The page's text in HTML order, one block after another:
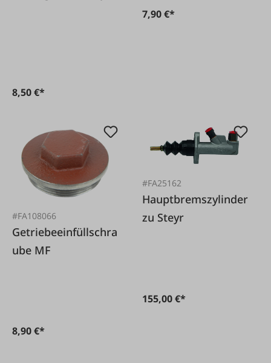
8,50 €*
7,90 €*
#FA108066
Getriebeeinfüllschra
ube MF
8,90 €*
#FA25162
Hauptbremszylinder
zu Steyr
155,00 €*